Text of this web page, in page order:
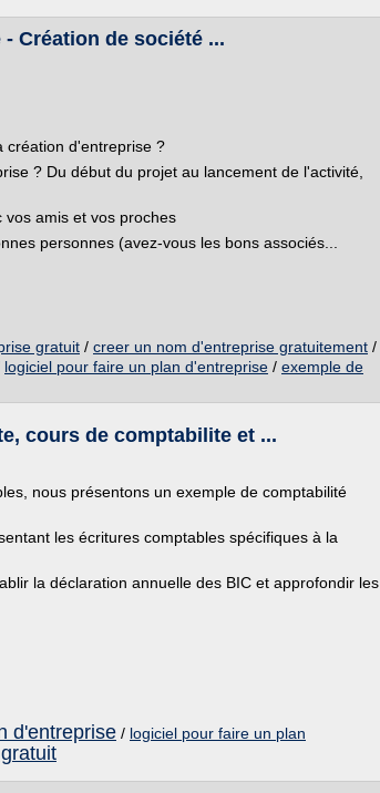
Création de société ...
création d'entreprise ?
? Du début du projet au lancement de l'activité,
vos amis et vos proches
personnes (avez-vous les bons associés...
gratuit / creer un nom d'entreprise gratuitement /
logiciel pour faire un plan d'entreprise / exemple de
cours de comptabilite et ...
nous présentons un exemple de comptabilité
les écritures comptables spécifiques à la
la déclaration annuelle des BIC et approfondir les
d'entreprise / logiciel pour faire un plan